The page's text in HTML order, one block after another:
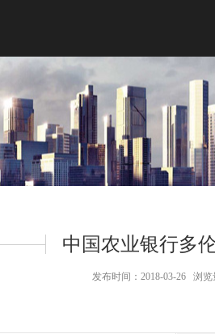
中国农业银行多
发布时间：2018-03-26 浏览